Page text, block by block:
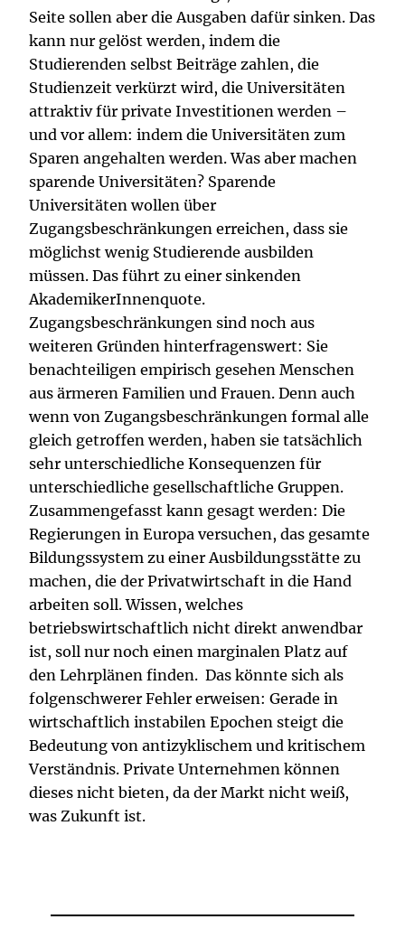
Seite sollen aber die Ausgaben dafür sinken. Das
kann nur gelöst werden, indem die
Studierenden selbst Beiträge zahlen, die
Studienzeit verkürzt wird, die Universitäten
attraktiv für private Investitionen werden –
und vor allem: indem die Universitäten zum
Sparen angehalten werden. Was aber machen
sparende Universitäten? Sparende
Universitäten wollen über
Zugangsbeschränkungen erreichen, dass sie
möglichst wenig Studierende ausbilden
müssen. Das führt zu einer sinkenden
AkademikerInnenquote.
Zugangsbeschränkungen sind noch aus
weiteren Gründen hinterfragenswert: Sie
benachteiligen empirisch gesehen Menschen
aus ärmeren Familien und Frauen. Denn auch
wenn von Zugangsbeschränkungen formal alle
gleich getroffen werden, haben sie tatsächlich
sehr unterschiedliche Konsequenzen für
unterschiedliche gesellschaftliche Gruppen.
Zusammengefasst kann gesagt werden: Die
Regierungen in Europa versuchen, das gesamte
Bildungssystem zu einer Ausbildungsstätte zu
machen, die der Privatwirtschaft in die Hand
arbeiten soll. Wissen, welches
betriebswirtschaftlich nicht direkt anwendbar
ist, soll nur noch einen marginalen Platz auf
den Lehrplänen finden. Das könnte sich als
folgenschwerer Fehler erweisen: Gerade in
wirtschaftlich instabilen Epochen steigt die
Bedeutung von antizyklischem und kritischem
Verständnis. Private Unternehmen können
dieses nicht bieten, da der Markt nicht weiß,
was Zukunft ist.